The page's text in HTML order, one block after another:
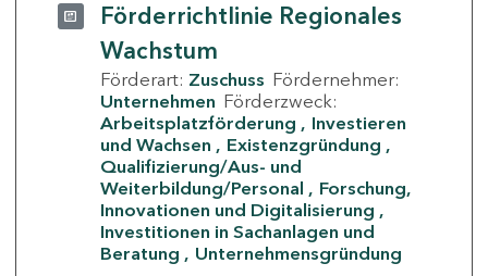
Förderrichtlinie Regionales
Wachstum
Förderart: Zuschuss Fördernehmer:
Unternehmen Förderzweck:
Arbeitsplatzförderung
Investieren
und Wachsen
Existenzgründung
Qualifizierung/Aus- und
Weiterbildung/Personal
Forschung,
Innovationen und Digitalisierung
Investitionen in Sachanlagen und
Beratung
Unternehmensgründung